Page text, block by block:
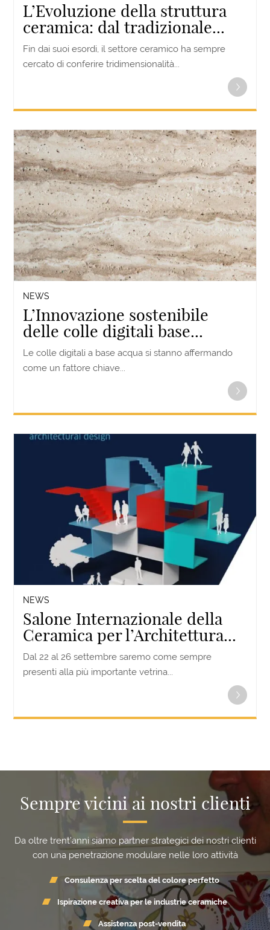
L’Evoluzione della struttura
ceramica: dal tradizionale...
Fin dai suoi esordi, il settore ceramico ha sempre
cercato di conferire tridimensionalità...
NEWS
L’Innovazione sostenibile
delle colle digitali base...
Le colle digitali a base acqua si stanno affermando
come un fattore chiave...
NEWS
Salone Internazionale della
Ceramica per l’Architettura...
Dal 22 al 26 settembre saremo come sempre
presenti alla più importante vetrina...
Sempre vicini ai nostri clienti
Da oltre trent’anni siamo partner strategici dei nostri clienti
con una penetrazione modulare nelle loro attività
Consulenza per scelta del colore perfetto
Ispirazione creativa per le industrie ceramiche
Assistenza post-vendita